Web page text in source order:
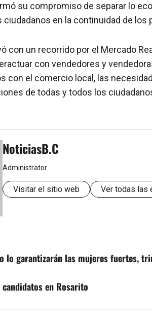
su compromiso de separar lo
ciudadanos en la continuidad de
con un recorrido por el Mercado
con vendedores y
con el comercio local, las
de todas y todos los
NoticiasB.C
Administrator
Visitar el sitio web Ver todas las
lo garantizarán las mujeres fuertes,
en Rosarito